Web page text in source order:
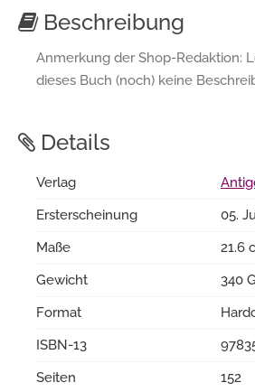
Beschreibung
Anmerkung der Shop-Redaktion:
dieses Buch (noch) keine
Details
Verlag
Ersterscheinung
05.
Maße
21.6
Gewicht
340
Format
ISBN-13
Seiten
152